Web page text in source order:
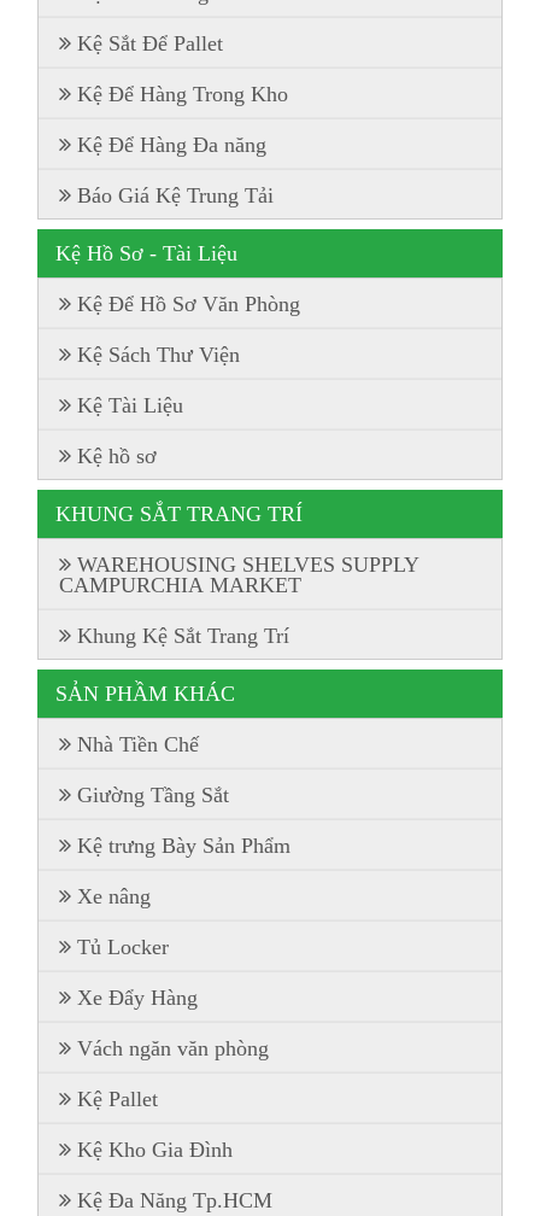
Kệ Sắt Để Pallet
Kệ Để Hàng Trong Kho
Kệ Để Hàng Đa năng
Báo Giá Kệ Trung Tải
Kệ Hồ Sơ - Tài Liệu
Kệ Để Hồ Sơ Văn Phòng
Kệ Sách Thư Viện
Kệ Tài Liệu
Kệ hồ sơ
KHUNG SẮT TRANG TRÍ
WAREHOUSING SHELVES SUPPLY
CAMPURCHIA MARKET
Khung Kệ Sắt Trang Trí
SẢN PHẦM KHÁC
Nhà Tiền Chế
Giường Tầng Sắt
Kệ trưng Bày Sản Phẩm
Xe nâng
Tủ Locker
Xe Đẩy Hàng
Vách ngăn văn phòng
Kệ Pallet
Kệ Kho Gia Đình
Kệ Đa Năng Tp.HCM